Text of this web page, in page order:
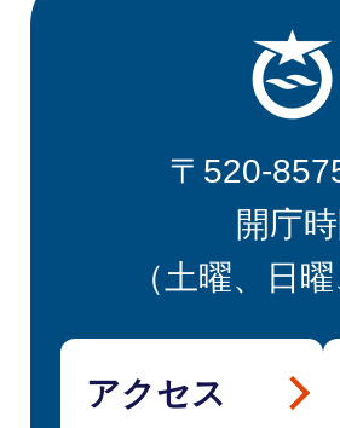
〒520-
開庁
（土曜、日
アクセス